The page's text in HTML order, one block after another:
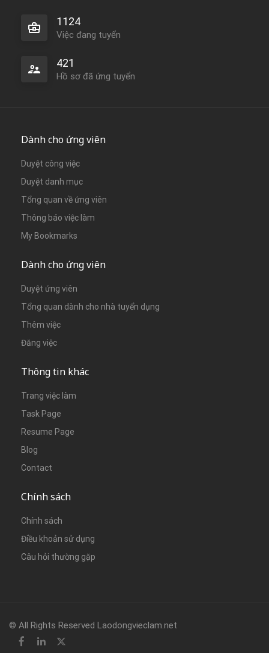
1124
Việc đang tuyển
421
Hồ sơ đã ứng tuyển
Dành cho ứng viên
Duyệt công việc
Duyệt danh mục
Tổng quan về ứng viên
Thông báo việc làm
My Bookmarks
Dành cho ứng viên
Duyệt ứng viên
Tổng quan dành cho nhà tuyển dụng
Thêm việc
Đăng việc
Thông tin khác
Trang việc làm
Task Page
Resume Page
Blog
Contact
Chính sách
Chính sách
Điều khoản sử dụng
Câu hỏi thường gặp
© All Rights Reserved Laodongvieclam.net